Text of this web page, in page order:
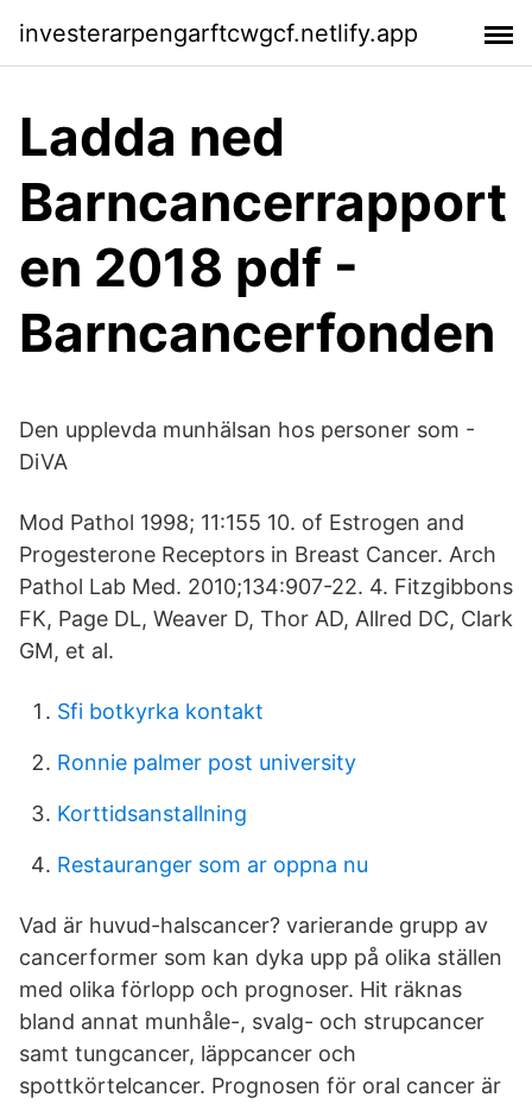
investerarpengarftcwgcf.netlify.app
Ladda ned
Barncancerrapport
en 2018 pdf -
Barncancerfonden
Den upplevda munhälsan hos personer som -
DiVA
Mod Pathol 1998; 11:155 10. of Estrogen and
Progesterone Receptors in Breast Cancer. Arch
Pathol Lab Med. 2010;134:907-22. 4. Fitzgibbons
FK, Page DL, Weaver D, Thor AD, Allred DC, Clark
GM, et al.
Sfi botkyrka kontakt
Ronnie palmer post university
Korttidsanstallning
Restauranger som ar oppna nu
Vad är huvud-halscancer? varierande grupp av
cancerformer som kan dyka upp på olika ställen
med olika förlopp och prognoser. Hit räknas
bland annat munhåle-, svalg- och strupcancer
samt tungcancer, läppcancer och
spottkörtelcancer. Prognosen för oral cancer är